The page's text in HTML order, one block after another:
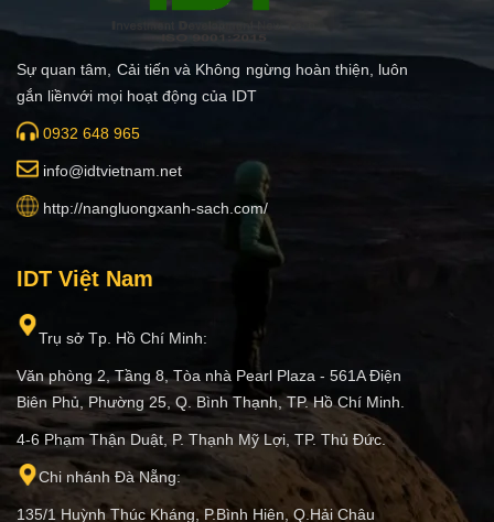
Sự quan tâm, Cải tiến và Không ngừng hoàn thiện, luôn
gắn liềnvới mọi hoạt động của IDT
0932 648 965
info@idtvietnam.net
http://nangluongxanh-sach.com/
IDT Việt Nam
Trụ sở Tp. Hồ Chí Minh:
Văn phòng 2, Tầng 8, Tòa nhà Pearl Plaza - 561A Điện
Biên Phủ, Phường 25, Q. Bình Thạnh, TP. Hồ Chí Minh.
4-6 Phạm Thận Duật, P. Thạnh Mỹ Lợi, TP. Thủ Đức.
Chi nhánh Đà Nẵng:
135/1 Huỳnh Thúc Kháng, P.Bình Hiên, Q.Hải Châu